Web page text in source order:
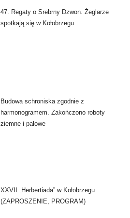
47. Regaty o Srebrny Dzwon. Żeglarze
spotkają się w Kołobrzegu
Budowa schroniska zgodnie z
harmonogramem. Zakończono roboty
ziemne i palowe
XXVII „Herbertiada” w Kołobrzegu
(ZAPROSZENIE, PROGRAM)